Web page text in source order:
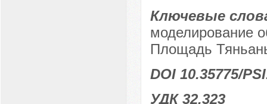
Ключевые
моделирование
Площадь
DOI 10.35775/
УДК 32.323